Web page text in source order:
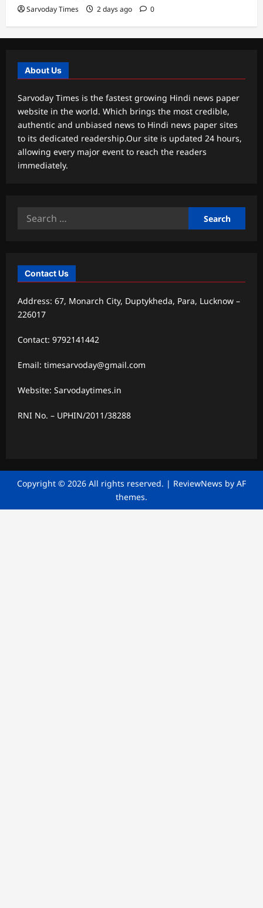
Sarvoday Times 2 days ago 0
About Us
Sarvoday Times is the fastest growing Hindi news paper
website in the world. Which brings the most credible,
authentic and unbiased news to Hindi news paper sites
to its dedicated readership.Our site is updated 24 hours,
allowing every major event to reach the readers
immediately.
Search
Contact Us
Address: 67, Monarch City, Duptykheda, Para, Lucknow –
226017
Contact: 9792141442
Email: timesarvoday@gmail.com
Website: Sarvodaytimes.in
RNI No. – UPHIN/2011/38288
Copyright © 2026 All rights reserved. | ReviewNews by AF
themes.